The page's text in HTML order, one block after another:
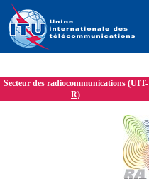
Secteur des radiocommunications (UIT-
R)